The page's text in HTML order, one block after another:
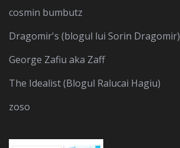
cosmin bumbutz
Dragomir's (blogul lui Sorin Dragomir)
George Zafiu aka Zaff
The Idealist (Blogul Ralucai Hagiu)
zoso